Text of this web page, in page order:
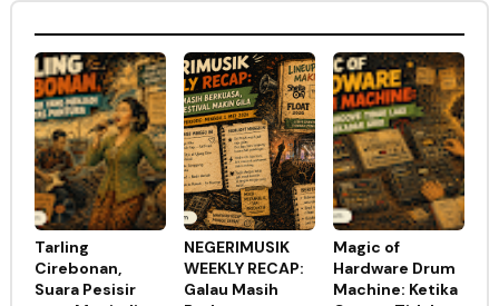
Tarling
Cirebonan,
Suara Pesisir
NEGERIMUSIK
WEEKLY RECAP:
Galau Masih
Magic of
Hardware Drum
Machine: Ketika